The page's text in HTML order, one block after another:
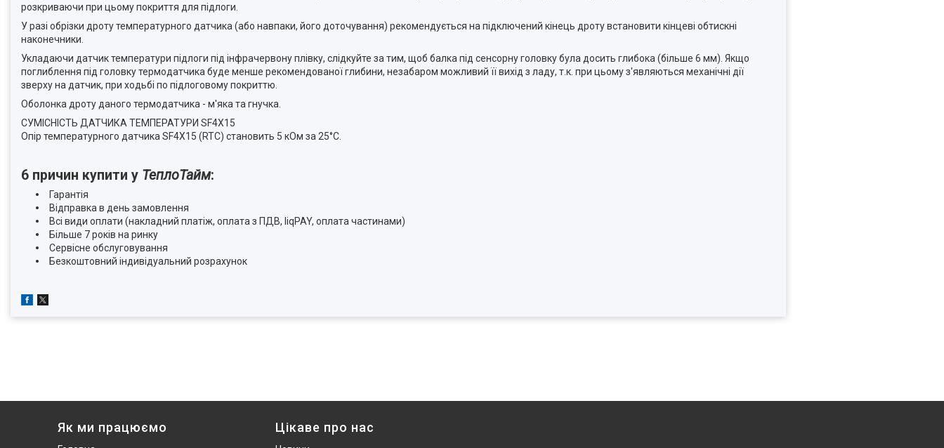
розкриваючи при цьому покриття для підлоги.
У разі обрізки дроту температурного датчика (або навпаки, його доточування) рекомендується на підключений кінець дроту встановити кінцеві обтискні
наконечники.
Укладаючи датчик температури підлоги під інфрачервону плівку, слідкуйте за тим, щоб балка під сенсорну головку була досить глибока (більше 6 мм). Якщо
поглиблення під головку термодатчика буде менше рекомендованої глибини, незабаром можливий її вихід з ладу, т.к. при цьому з'являються механічні дії
зверху на датчик, при ходьбі по підлоговому покриттю.
Оболонка дроту даного термодатчика - м'яка та гнучка.
СУМІСНІСТЬ ДАТЧИКА ТЕМПЕРАТУРИ SF4X15
Опір температурного датчика SF4X15 (RTC) становить 5 кОм за 25°С.
6 причин купити у ТеплоТайм:
Гарантія
Відправка в день замовлення
Всі види оплати (накладний платіж, оплата з ПДВ, liqPAY, оплата частинами)
Більше 7 років на ринку
Сервісне обслуговування
Безкоштовний індивідуальний розрахунок
Як ми працюємо Цікаве про нас